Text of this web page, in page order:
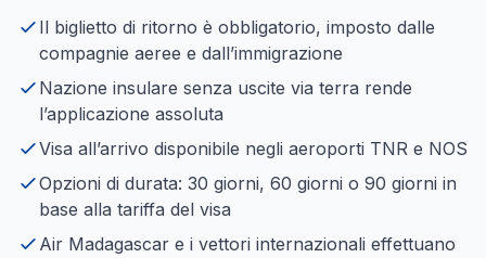
Il biglietto di ritorno è obbligatorio, imposto dalle
compagnie aeree e dall’immigrazione
Nazione insulare senza uscite via terra rende
l’applicazione assoluta
Visa all’arrivo disponibile negli aeroporti TNR e NOS
Opzioni di durata: 30 giorni, 60 giorni o 90 giorni in
base alla tariffa del visa
Air Madagascar e i vettori internazionali effettuano